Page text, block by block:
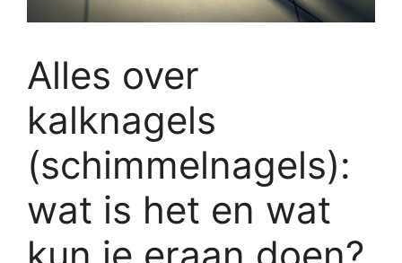
Alles over
kalknagels
(schimmelnagels):
wat is het en wat